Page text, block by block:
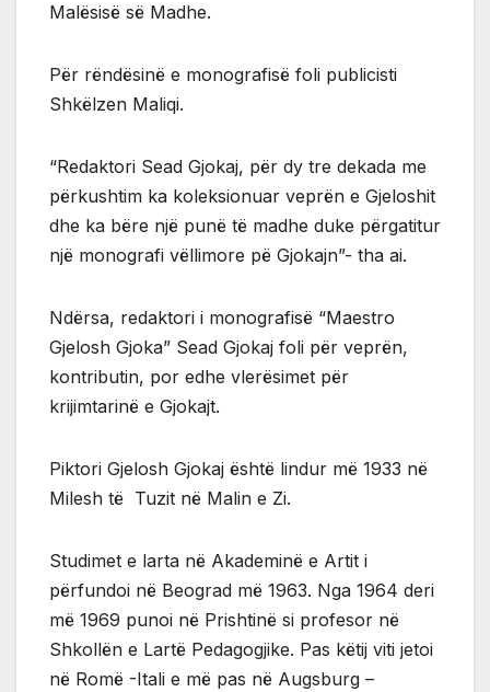
Malësisë së Madhe.
Për rëndësinë e monografisë foli publicisti
Shkëlzen Maliqi.
“Redaktori Sead Gjokaj, për dy tre dekada me
përkushtim ka koleksionuar veprën e Gjeloshit
dhe ka bëre një punë të madhe duke përgatitur
një monografi vëllimore pë Gjokajn”- tha ai.
Ndërsa, redaktori i monografisë “Maestro
Gjelosh Gjoka” Sead Gjokaj foli për veprën,
kontributin, por edhe vlerësimet për
krijimtarinë e Gjokajt.
Piktori Gjelosh Gjokaj është lindur më 1933 në
Milesh të Tuzit në Malin e Zi.
Studimet e larta në Akademinë e Artit i
përfundoi në Beograd më 1963. Nga 1964 deri
më 1969 punoi në Prishtinë si profesor në
Shkollën e Lartë Pedagogjike. Pas këtij viti jetoi
në Romë -Itali e më pas në Augsburg –